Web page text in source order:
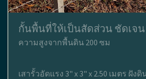
กั้นพื้นที่ให้เป็นสัดส่วน ชัดเจน
ความสูงจากพื้นดิน 200 ซม
เสารั้วอัดแรง 3" x 3" x 2.50 เมตร ฝัง